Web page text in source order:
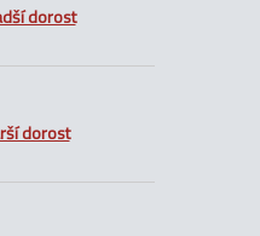
dorost
dorost